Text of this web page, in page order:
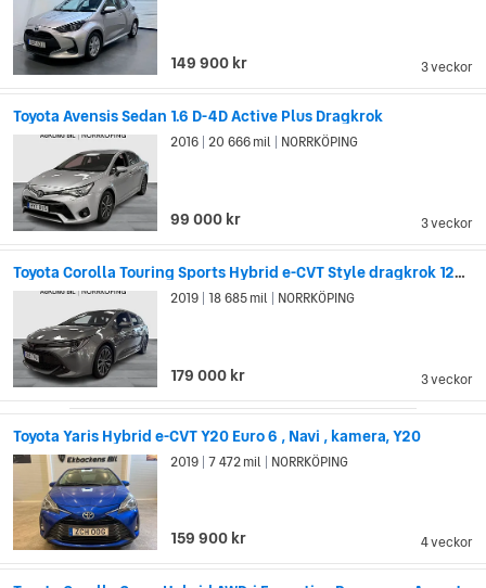
3 veckor
149 900 kr
Toyota Avensis Sedan 1.6 D-4D Active Plus Dragkrok
3 veckor
2016 20 666 mil NORRKÖPING
99 000 kr
Toyota Corolla Touring Sports Hybrid e-CVT Style dragkrok 122hk
3 veckor
2019 18 685 mil NORRKÖPING
179 000 kr
Toyota Yaris Hybrid e-CVT Y20 Euro 6 , Navi , kamera, Y20
4 veckor
2019 7 472 mil NORRKÖPING
159 900 kr